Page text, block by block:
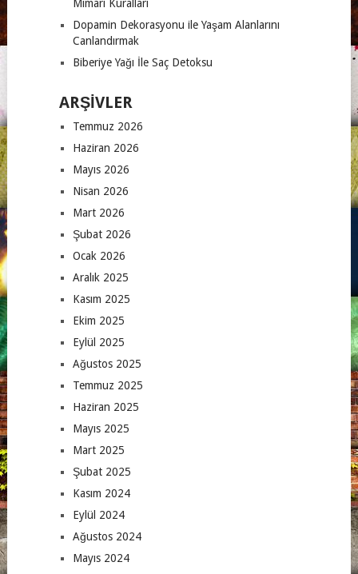
Mimari Kuralları
Dopamin Dekorasyonu ile Yaşam Alanlarını
Canlandırmak
Biberiye Yağı İle Saç Detoksu
ARŞIVLER
Temmuz 2026
Haziran 2026
Mayıs 2026
Nisan 2026
Mart 2026
Şubat 2026
Ocak 2026
Aralık 2025
Kasım 2025
Ekim 2025
Eylül 2025
Ağustos 2025
Temmuz 2025
Haziran 2025
Mayıs 2025
Mart 2025
Şubat 2025
Kasım 2024
Eylül 2024
Ağustos 2024
Mayıs 2024